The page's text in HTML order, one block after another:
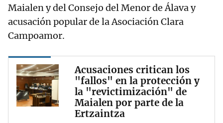
Maialen y del Consejo del Menor de Álava y
acusación popular de la Asociación Clara
Campoamor.
Acusaciones critican los
"fallos" en la protección y
la "revictimización" de
Maialen por parte de la
Ertzaintza